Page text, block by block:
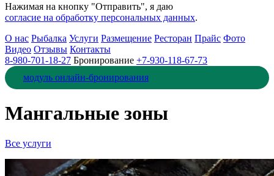
Нажимая на кнопку "Отправить", я даю
согласие на обработку персональных данных.
О нас Рыбалка Услуги Размещение Ресторан Прайс Фото
Видео Отзывы Контакты
8-980-701-18-27 Бронирование +7-930-118-67-73
модуль онлайн-бронирования
Мангальные зоны
Все услуги